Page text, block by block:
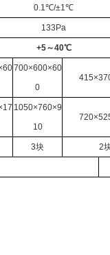
0.1℃/±1℃
133Pa
+5～40℃
700×600×60
0
1050×760×9
10
3块 2